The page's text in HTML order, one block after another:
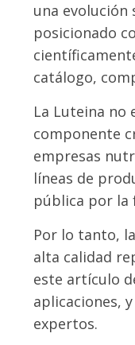
una evolución
posicionado
catálogo,
La Luteina no
componente
empresas
líneas de
pública por la
Por lo tanto,
alta calidad
este artículo
aplicaciones,
expertos.